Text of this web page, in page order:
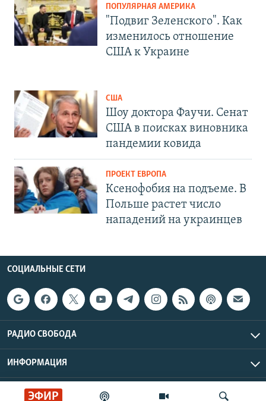
ЭФИР
ПОПУЛЯРНАЯ АМЕРИКА
"Подвиг Зеленского". Как
изменилось отношение
США к Украине
США
Шоу доктора Фаучи. Сенат
США в поисках виновника
пандемии ковида
ПРОЕКТ ЕВРОПА
Ксенофобия на подъеме. В
Польше растет число
нападений на украинцев
СОЦИАЛЬНЫЕ СЕТИ
РАДИО СВОБОДА
ИНФОРМАЦИЯ
Радио Свобода © 2026 RFE/RL, Inc. | Все права защищены.